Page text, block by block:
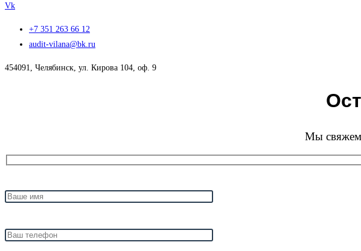
Vk
+7 351 263 66 12
audit-vilana@bk.ru
454091, Челябинск, ул. Кирова 104, оф. 9
Мы